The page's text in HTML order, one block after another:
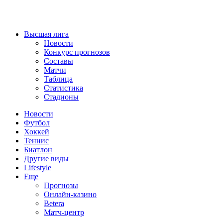
Высшая лига
Новости
Конкурс прогнозов
Составы
Матчи
Таблица
Статистика
Стадионы
Новости
Футбол
Хоккей
Теннис
Биатлон
Другие виды
Lifestyle
Еще
Прогнозы
Онлайн-казино
Betera
Матч-центр